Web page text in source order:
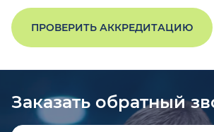
ПРОВЕРИТЬ АККРЕДИТАЦИЮ
Заказать обратный